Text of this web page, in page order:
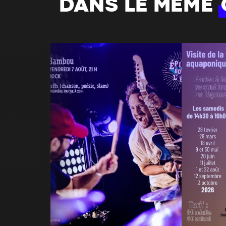
DANS LE MÊME